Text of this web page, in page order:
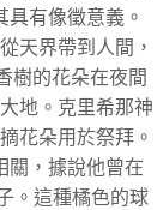
有像徵意義。
天界帶到人間，
樹的花朵在夜間
地。克里希那神
花朵用於祭拜。
關，據說他曾在
。這種橘色的球